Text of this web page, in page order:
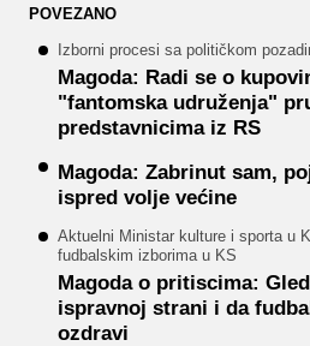
POVEZANO
Izborni procesi sa političkom
Magoda: Radi se o
"fantomska udruženja"
predstavnicima iz RS
Magoda: Zabrinut sam,
ispred volje većine
Aktuelni Ministar kulture i sporta u
fudbalskim izborima u KS
Magoda o pritiscima:
ispravnoj strani i da
ozdravi